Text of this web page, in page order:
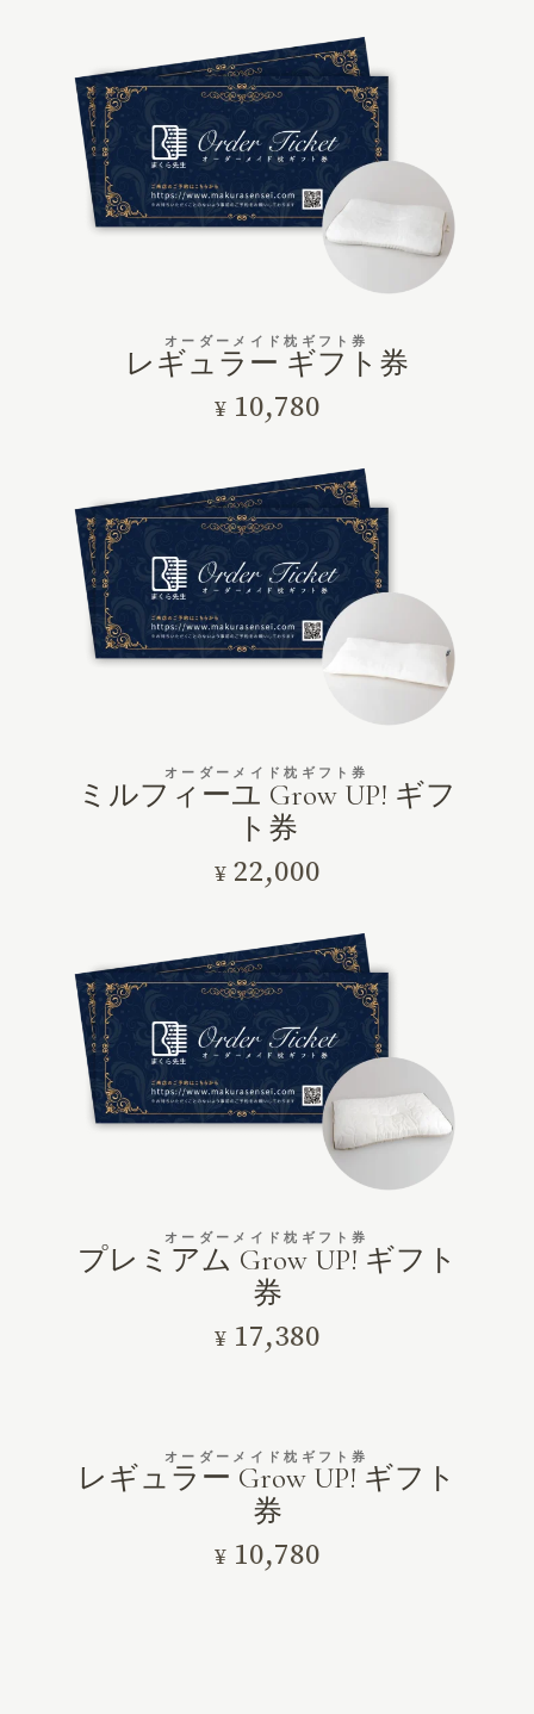
オーダーメイド枕ギフト券
レギュラー ギフト券
¥ 10,780
オーダーメイド枕ギフト券
ミルフィーユ Grow UP! ギフ
ト券
¥ 22,000
オーダーメイド枕ギフト券
プレミアム Grow UP! ギフト
券
¥ 17,380
オーダーメイド枕ギフト券
レギュラー Grow UP! ギフト
券
¥ 10,780